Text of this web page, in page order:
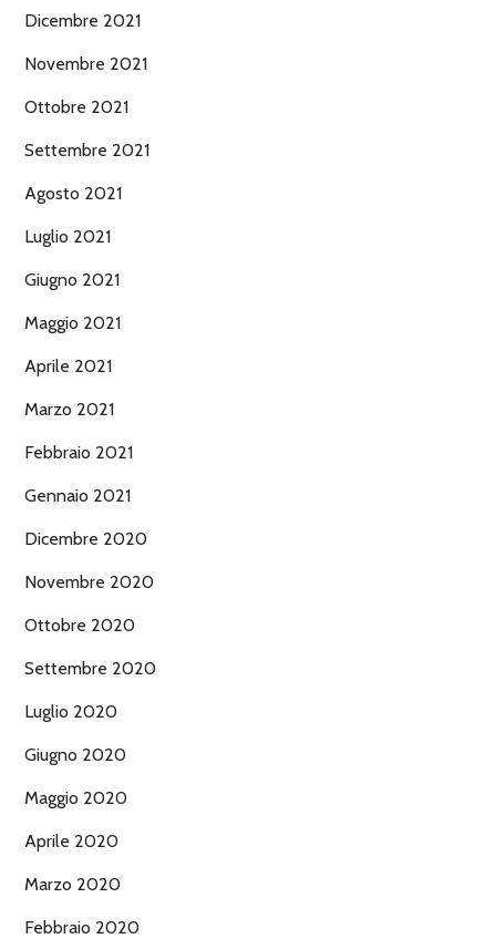
Dicembre 2021
Novembre 2021
Ottobre 2021
Settembre 2021
Agosto 2021
Luglio 2021
Giugno 2021
Maggio 2021
Aprile 2021
Marzo 2021
Febbraio 2021
Gennaio 2021
Dicembre 2020
Novembre 2020
Ottobre 2020
Settembre 2020
Luglio 2020
Giugno 2020
Maggio 2020
Aprile 2020
Marzo 2020
Febbraio 2020